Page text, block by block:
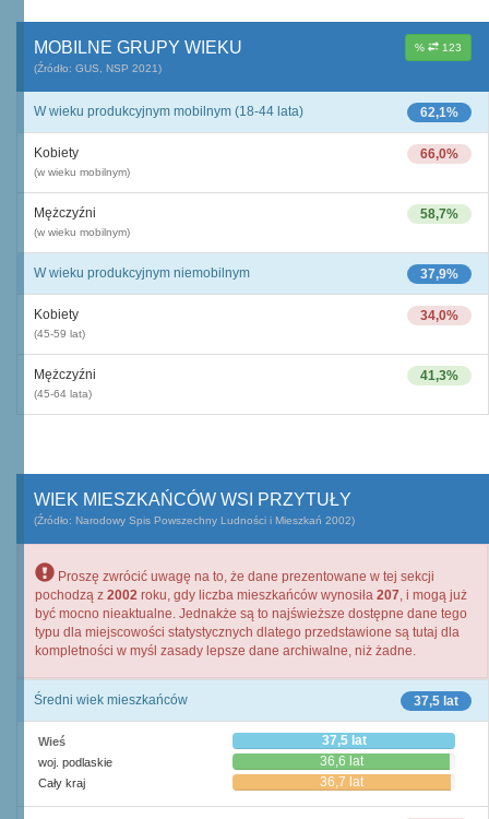
% 123
MOBILNE GRUPY WIEKU
(Źródło: GUS, NSP 2021)
62,1%
W wieku produkcyjnym mobilnym (18-44 lata)
66,0%
Kobiety
(w wieku mobilnym)
58,7%
Mężczyźni
(w wieku mobilnym)
37,9%
W wieku produkcyjnym niemobilnym
34,0%
Kobiety
(45-59 lat)
41,3%
Mężczyźni
(45-64 lata)
WIEK MIESZKAŃCÓW WSI PRZYTUŁY
(Źródło: Narodowy Spis Powszechny Ludności i Mieszkań 2002)
Proszę zwrócić uwagę na to, że dane prezentowane w tej sekcji
pochodzą z 2002 roku, gdy liczba mieszkańców wynosiła 207, i mogą już
być mocno nieaktualne. Jednakże są to najświeższe dostępne dane tego
typu dla miejscowości statystycznych dlatego przedstawione są tutaj dla
kompletności w myśl zasady lepsze dane archiwalne, niż żadne.
37,5 lat
Średni wiek mieszkańców
Wieś 37,5 lat
woj. podlaskie 36,6 lat
Cały kraj 36,7 lat